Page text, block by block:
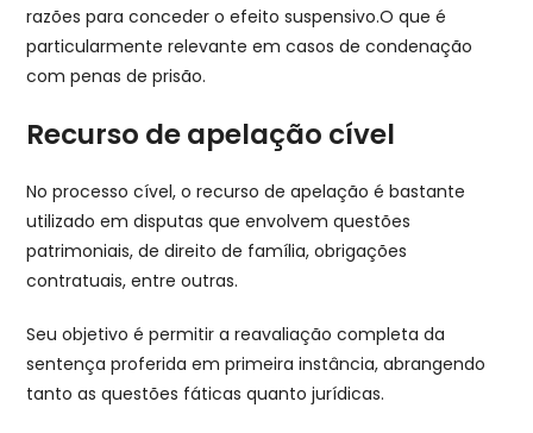
razões para conceder o efeito suspensivo.O que é
particularmente relevante em casos de condenação
com penas de prisão.
Recurso de apelação cível
No processo cível, o recurso de apelação é bastante
utilizado em disputas que envolvem questões
patrimoniais, de direito de família, obrigações
contratuais, entre outras.
Seu objetivo é permitir a reavaliação completa da
sentença proferida em primeira instância, abrangendo
tanto as questões fáticas quanto jurídicas.